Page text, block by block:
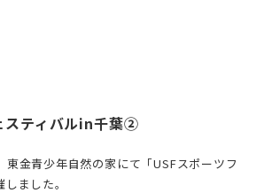
スティバルin千葉②
東金青少年自然の家にて「USFスポーツフ
ました。